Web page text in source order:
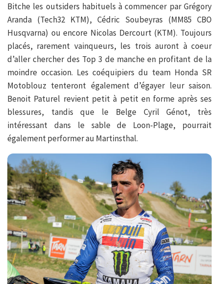
Bitche les outsiders habituels à commencer par Grégory
Aranda (Tech32 KTM), Cédric Soubeyras (MM85 CBO
Husqvarna) ou encore Nicolas Dercourt (KTM). Toujours
placés, rarement vainqueurs, les trois auront à coeur
d’aller chercher des Top 3 de manche en profitant de la
moindre occasion. Les coéquipiers du team Honda SR
Motoblouz tenteront également d’égayer leur saison.
Benoit Paturel revient petit à petit en forme après ses
blessures, tandis que le Belge Cyril Génot, très
intéressant dans le sable de Loon-Plage, pourrait
également performer au Martinsthal.